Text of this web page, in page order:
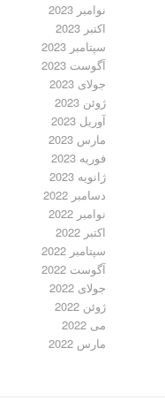
نوامبر 2023
اکتبر 2023
سپتامبر 2023
آگوست 2023
جولای 2023
ژوئن 2023
آوریل 2023
مارس 2023
فوریه 2023
ژانویه 2023
دسامبر 2022
نوامبر 2022
اکتبر 2022
سپتامبر 2022
آگوست 2022
جولای 2022
ژوئن 2022
می 2022
مارس 2022